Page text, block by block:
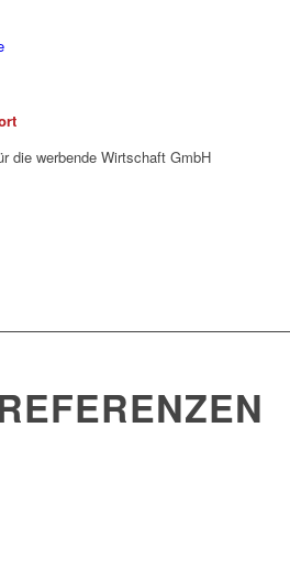
die werbende Wirtschaft GmbH